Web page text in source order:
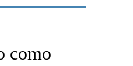
como